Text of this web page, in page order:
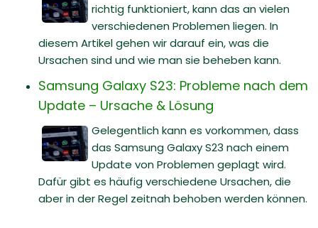
richtig funktioniert, kann das an vielen
verschiedenen Problemen liegen. In
diesem Artikel gehen wir darauf ein, was die
Ursachen sind und wie man sie beheben kann.
Samsung Galaxy S23: Probleme nach dem
Update – Ursache & Lösung
Gelegentlich kann es vorkommen, dass
das Samsung Galaxy S23 nach einem
Update von Problemen geplagt wird.
Dafür gibt es häufig verschiedene Ursachen, die
aber in der Regel zeitnah behoben werden können.